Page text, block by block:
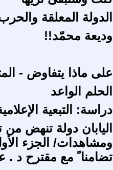
الدولة المعلقة
وديعة محمّد!!
على ماذا يتفاوض -
الحلم الواعد
دراسة: التبعية
اليابان دولة تنهض
ومشاهدات/ الجزء
تضامنا ً مع مقترح د .